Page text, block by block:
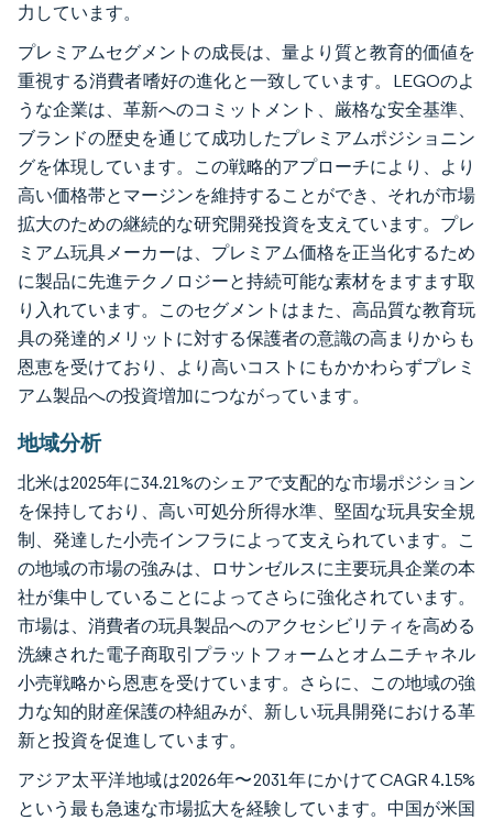
力しています。
プレミアムセグメントの成長は、量より質と教育的価値を
重視する消費者嗜好の進化と一致しています。LEGOのよ
うな企業は、革新へのコミットメント、厳格な安全基準、
ブランドの歴史を通じて成功したプレミアムポジショニン
グを体現しています。この戦略的アプローチにより、より
高い価格帯とマージンを維持することができ、それが市場
拡大のための継続的な研究開発投資を支えています。プレ
ミアム玩具メーカーは、プレミアム価格を正当化するため
に製品に先進テクノロジーと持続可能な素材をますます取
り入れています。このセグメントはまた、高品質な教育玩
具の発達的メリットに対する保護者の意識の高まりからも
恩恵を受けており、より高いコストにもかかわらずプレミ
アム製品への投資増加につながっています。
地域分析
北米は2025年に34.21%のシェアで支配的な市場ポジション
を保持しており、高い可処分所得水準、堅固な玩具安全規
制、発達した小売インフラによって支えられています。こ
の地域の市場の強みは、ロサンゼルスに主要玩具企業の本
社が集中していることによってさらに強化されています。
市場は、消費者の玩具製品へのアクセシビリティを高める
洗練された電子商取引プラットフォームとオムニチャネル
小売戦略から恩恵を受けています。さらに、この地域の強
力な知的財産保護の枠組みが、新しい玩具開発における革
新と投資を促進しています。
アジア太平洋地域は2026年〜2031年にかけてCAGR 4.15%
という最も急速な市場拡大を経験しています。中国が米国